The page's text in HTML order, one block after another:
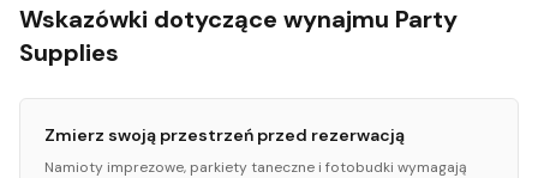
Wskazówki dotyczące wynajmu Party
Supplies
Zmierz swoją przestrzeń przed rezerwacją
Namioty imprezowe, parkiety taneczne i fotobudki wymagają